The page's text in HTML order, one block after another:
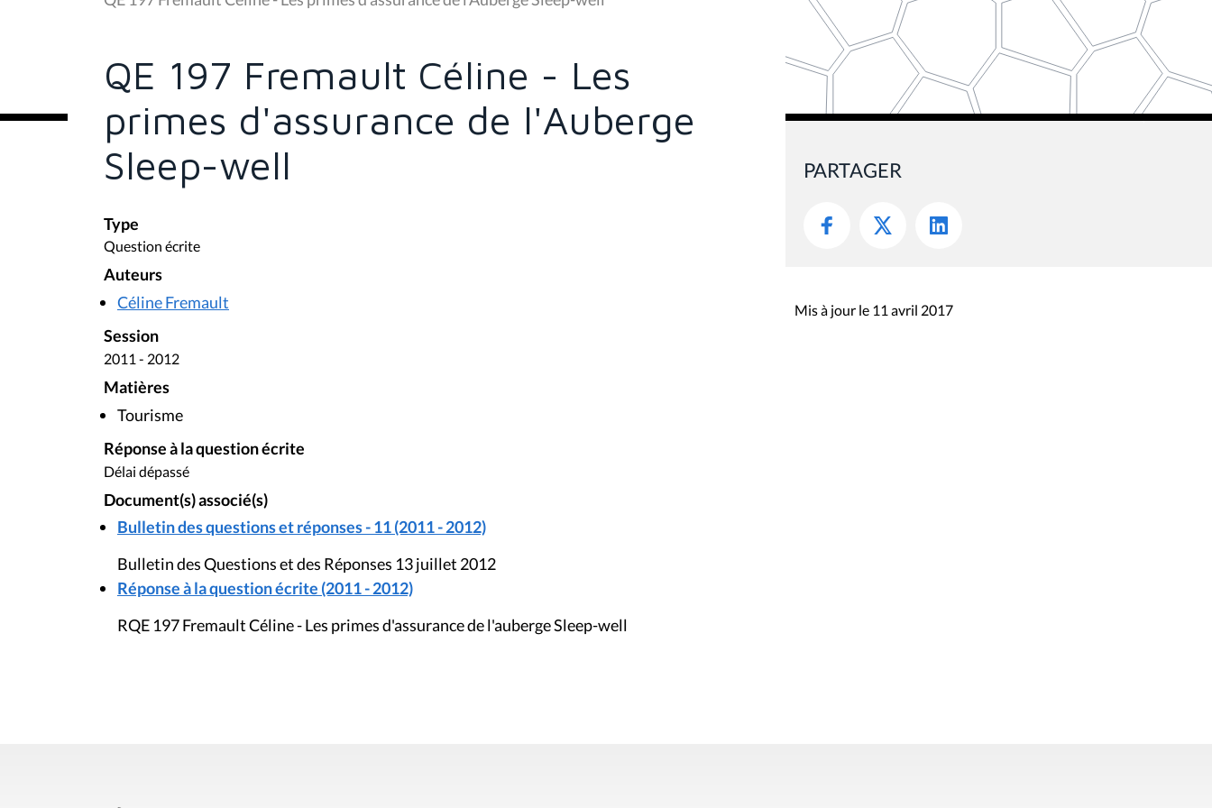
s
s
:
QE 197 Fremault Céline - Les
primes d'assurance de l'Auberge
Sleep-well
Type
Question écrite
Auteurs
Céline Fremault
Session
2011 - 2012
Matières
Tourisme
Réponse à la question écrite
Délai dépassé
Document(s) associé(s)
Bulletin des questions et réponses - 11 (2011 - 2012)
Bulletin des Questions et des Réponses 13 juillet 2012
Réponse à la question écrite (2011 - 2012)
RQE 197 Fremault Céline - Les primes d'assurance de l'auberge Sleep-well
PARTAGER
Mis à jour le 11 avril 2017